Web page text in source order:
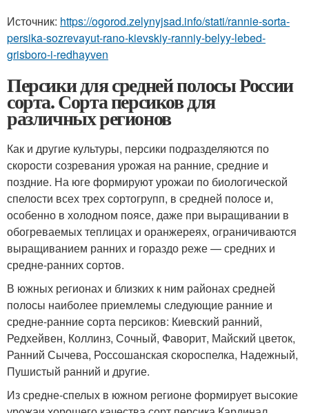
Источник: https://ogorod.zelynyjsad.info/stati/rannie-sorta-
persika-sozrevayut-rano-kievskiy-ranniy-belyy-lebed-
grisboro-i-redhayven
Персики для средней полосы России
сорта. Сорта персиков для
различных регионов
Как и другие культуры, персики подразделяются по
скорости созревания урожая на ранние, средние и
поздние. На юге формируют урожаи по биологической
спелости всех трех сортогрупп, в средней полосе и,
особенно в холодном поясе, даже при выращивании в
обогреваемых теплицах и оранжереях, ограничиваются
выращиванием ранних и гораздо реже — средних и
средне-ранних сортов.
В южных регионах и близких к ним районах средней
полосы наиболее приемлемы следующие ранние и
средне-ранние сорта персиков: Киевский ранний,
Редхейвен, Коллинз, Сочный, Фаворит, Майский цветок,
Ранний Сычева, Россошанская скороспелка, Надежный,
Пушистый ранний и другие.
Из средне-спелых в южном регионе формирует высокие